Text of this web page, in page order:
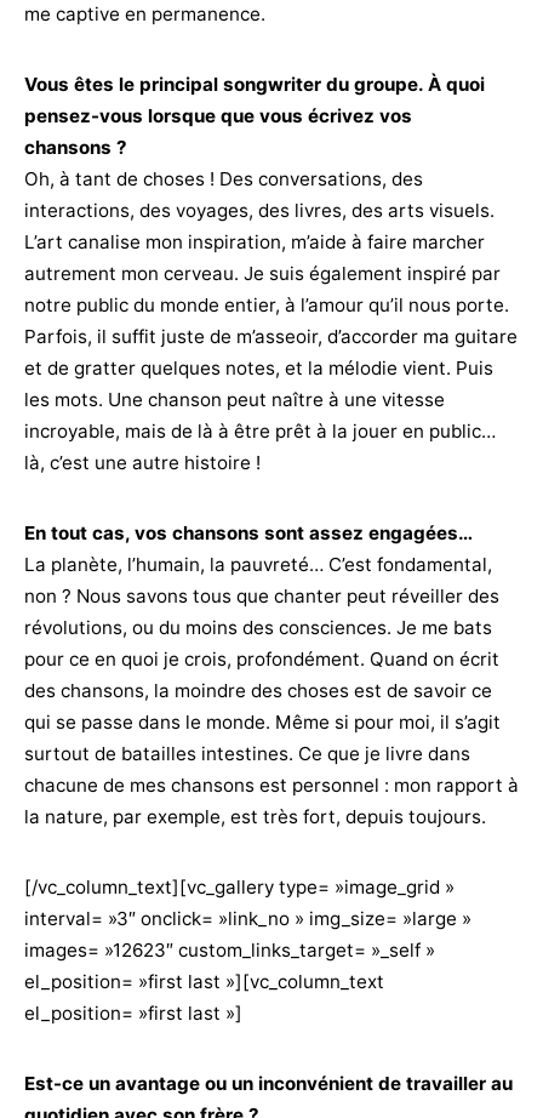
me captive en permanence.
Vous êtes le principal songwriter du groupe. À quoi
pensez-vous lorsque que vous écrivez vos
chansons ?
Oh, à tant de choses ! Des conversations, des
interactions, des voyages, des livres, des arts visuels.
L’art canalise mon inspiration, m’aide à faire marcher
autrement mon cerveau. Je suis également inspiré par
notre public du monde entier, à l’amour qu’il nous porte.
Parfois, il suffit juste de m’asseoir, d’accorder ma guitare
et de gratter quelques notes, et la mélodie vient. Puis
les mots. Une chanson peut naître à une vitesse
incroyable, mais de là à être prêt à la jouer en public…
là, c’est une autre histoire !
En tout cas, vos chansons sont assez engagées…
La planète, l’humain, la pauvreté… C’est fondamental,
non ? Nous savons tous que chanter peut réveiller des
révolutions, ou du moins des consciences. Je me bats
pour ce en quoi je crois, profondément. Quand on écrit
des chansons, la moindre des choses est de savoir ce
qui se passe dans le monde. Même si pour moi, il s’agit
surtout de batailles intestines. Ce que je livre dans
chacune de mes chansons est personnel : mon rapport à
la nature, par exemple, est très fort, depuis toujours.
[/vc_column_text][vc_gallery type= »image_grid »
interval= »3″ onclick= »link_no » img_size= »large »
images= »12623″ custom_links_target= »_self »
el_position= »first last »][vc_column_text
el_position= »first last »]
Est-ce un avantage ou un inconvénient de travailler au